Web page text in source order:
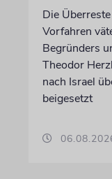
Die
Vorfahren
Begründers
Theodor
nach Israel
beigesetzt